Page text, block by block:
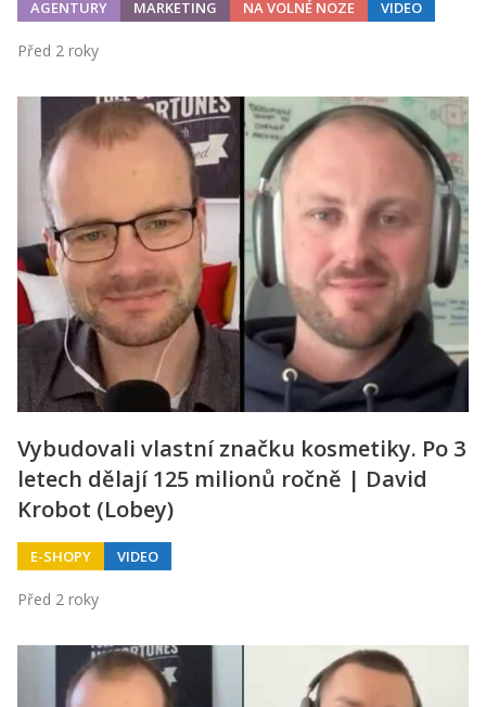
AGENTURY MARKETING NA VOLNÉ NOZE VIDEO
Před 2 roky
Vybudovali vlastní značku kosmetiky. Po 3
letech dělají 125 milionů ročně | David
Krobot (Lobey)
E-SHOPY VIDEO
Před 2 roky